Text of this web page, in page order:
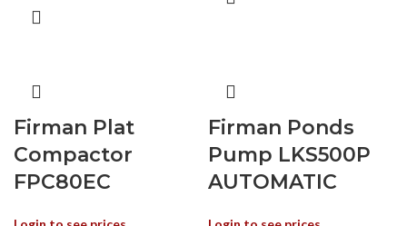
Firman Plat
Compactor
FPC80EC
Firman Ponds
Pump LKS500P
AUTOMATIC